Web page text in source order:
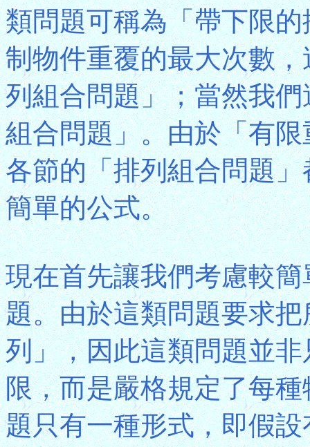
類問題可稱為「帶下限
制物件重覆的最大次數
列組合問題」；當然我
組合問題」。由於「有
各節的「排列組合問題
簡單的公式。
現在首先讓我們考慮較簡
題。由於這類問題要求
列」，因此這類問題並
限，而是嚴格規定了每
題只有一種形式，即假